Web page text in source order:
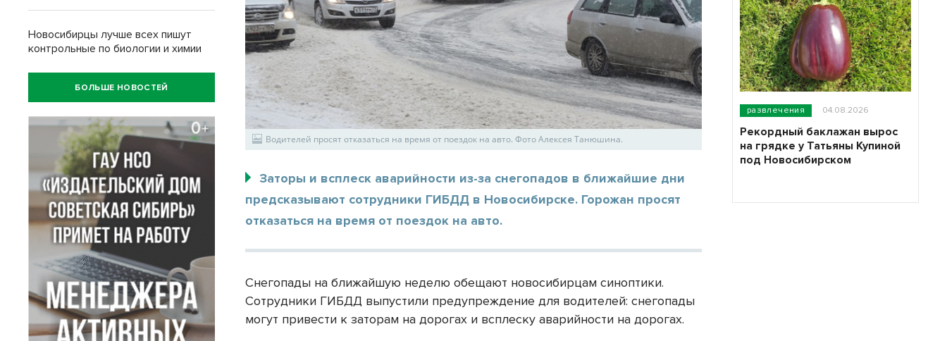
Водителей просят отказаться на время от поездок на авто. Фото Алексея Танюшина.
Заторы и всплеск аварийности из-за снегопадов в ближайшие дни
предсказывают сотрудники ГИБДД в Новосибирске. Горожан просят
отказаться на время от поездок на авто.
Снегопады на ближайшую неделю обещают новосибирцам синоптики.
Сотрудники ГИБДД выпустили предупреждение для водителей: снегопады
могут привести к заторам на дорогах и всплеску аварийности на дорогах.
Новосибирцы лучше всех пишут
контрольные по биологии и химии
БОЛЬШЕ НОВОСТЕЙ
развлечения 04.08.2026
Рекордный баклажан вырос
на грядке у Татьяны Купиной
под Новосибирском